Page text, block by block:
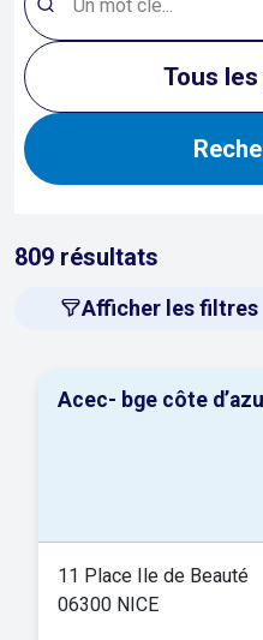
Tous
Afficher les filtres
809 résultats
Acec- bge côte
11 Place Ile de Beauté
06300 NICE